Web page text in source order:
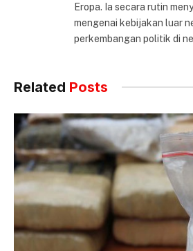
Eropa. Ia secara rutin
mengenai kebijakan luar
perkembangan politik di
Related Posts